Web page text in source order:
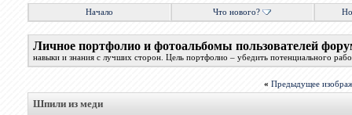
Начало Что нового?
Личное портфолио и фотоальбомы пользователей
навыки и знания с лучших сторон. Цель портфолио – убедить потенциального
« Предыдущее
Шпили из меди